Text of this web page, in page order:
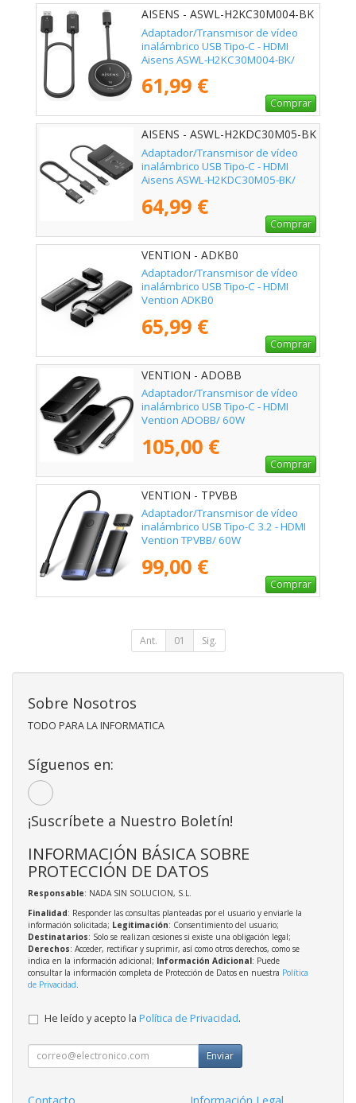
AISENS - ASWL-H2KC30M004-BK
Adaptador/Transmisor de vídeo
inalámbrico USB Tipo-C - HDMI
Aisens ASWL-H2KC30M004-BK/
61,99 €
Comprar
AISENS - ASWL-H2KDC30M05-BK
Adaptador/Transmisor de vídeo
inalámbrico USB Tipo-C - HDMI
Aisens ASWL-H2KDC30M05-BK/
64,99 €
Comprar
VENTION - ADKB0
Adaptador/Transmisor de vídeo
inalámbrico USB Tipo-C - HDMI
Vention ADKB0
65,99 €
Comprar
VENTION - ADOBB
Adaptador/Transmisor de vídeo
inalámbrico USB Tipo-C - HDMI
Vention ADOBB/ 60W
105,00 €
Comprar
VENTION - TPVBB
Adaptador/Transmisor de vídeo
inalámbrico USB Tipo-C 3.2 - HDMI
Vention TPVBB/ 60W
99,00 €
Comprar
Ant. 01 Sig.
Sobre Nosotros
TODO PARA LA INFORMATICA
Síguenos en:
¡Suscríbete a Nuestro Boletín!
INFORMACIÓN BÁSICA SOBRE
PROTECCIÓN DE DATOS
Responsable: NADA SIN SOLUCION, S.L.
Finalidad: Responder las consultas planteadas por el usuario y enviarle la
información solicitada; Legitimación: Consentimiento del usuario;
Destinatarios: Solo se realizan cesiones si existe una obligación legal;
Derechos: Acceder, rectificar y suprimir, así como otros derechos, como se
indica en la información adicional; Información Adicional: Puede
consultar la información completa de Protección de Datos en nuestra Política
de Privacidad
He leído y acepto la Política de Privacidad.
Enviar
Contacto Información Legal